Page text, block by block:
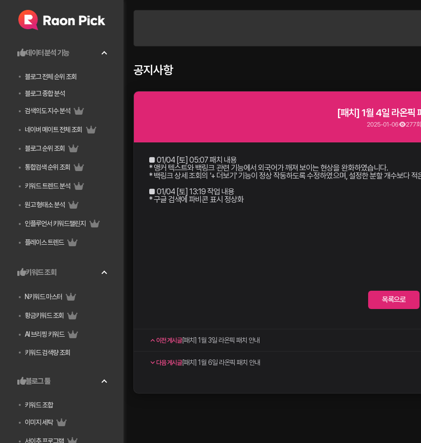
데이터 분석 기능
블로그 전체 순위 조회
블로그 종합 분석
검색의도 지수 분석
네이버 메이트 전체 조회
블로그 순위 조회
통합검색 순위 조회
키워드 트렌드 분석
원고 형태소 분석
인플루언서 키워드챌린지
플레이스 트렌드
키워드 조회
N키워드 마스터
황금키워드 조회
AI 브리핑 키워드
키워드 검색량 조회
블로그 툴
키워드 조합
이미지 세탁
서이추 프로그램
공지사항
[패치] 1월 4일 라온픽
2025-01-06 277회
■ 01/04 [토] 05:07 패치 내용
* 앵커 텍스트와 백링크 관련 기능에서 외국어가 깨져 보이는 현상을 완화하였습니다.
* 백링크 상세 조회의 '+ 더보기' 기능이 정상 작동하도록 수정하였으며, 설정한 분할 개수보다
■ 01/04 [토] 13:19 작업 내용
* 구글 검색에 파비콘 표시 정상화
목록으로
이전 게시글[패치] 1월 3일 라온픽 패치 안내
다음 게시글[패치] 1월 6일 라온픽 패치 안내